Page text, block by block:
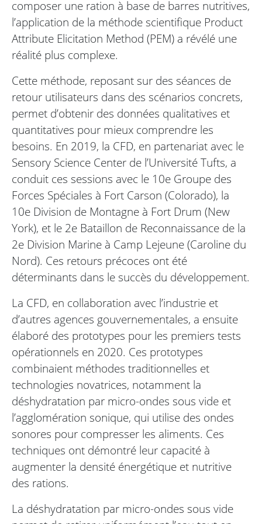
composer une ration à base de barres nutritives,
l’application de la méthode scientifique Product
Attribute Elicitation Method (PEM) a révélé une
réalité plus complexe.
Cette méthode, reposant sur des séances de
retour utilisateurs dans des scénarios concrets,
permet d’obtenir des données qualitatives et
quantitatives pour mieux comprendre les
besoins. En 2019, la CFD, en partenariat avec le
Sensory Science Center de l’Université Tufts, a
conduit ces sessions avec le 10e Groupe des
Forces Spéciales à Fort Carson (Colorado), la
10e Division de Montagne à Fort Drum (New
York), et le 2e Bataillon de Reconnaissance de la
2e Division Marine à Camp Lejeune (Caroline du
Nord). Ces retours précoces ont été
déterminants dans le succès du développement.
La CFD, en collaboration avec l’industrie et
d’autres agences gouvernementales, a ensuite
élaboré des prototypes pour les premiers tests
opérationnels en 2020. Ces prototypes
combinaient méthodes traditionnelles et
technologies novatrices, notamment la
déshydratation par micro-ondes sous vide et
l’agglomération sonique, qui utilise des ondes
sonores pour compresser les aliments. Ces
techniques ont démontré leur capacité à
augmenter la densité énergétique et nutritive
des rations.
La déshydratation par micro-ondes sous vide